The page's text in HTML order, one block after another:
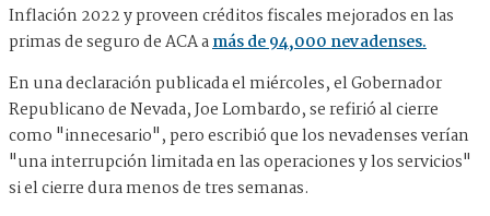
Inflación 2022 y proveen créditos fiscales mejorados en las
primas de seguro de ACA amás de 94,000 nevadenses.
En una declaración publicada el miércoles, el Gobernador
Republicano de Nevada, Joe Lombardo, se refirió al cierre
como "innecesario", pero escribió que los nevadenses verían
"una interrupción limitada en las operaciones y los servicios"
si el cierre dura menos de tres semanas.